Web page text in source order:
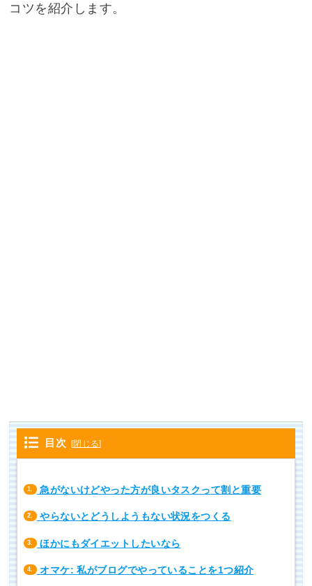
コツを紹介します。
目次 [閉じる]
1. 急がないけどやった方が良いタスクって割と重要
2. やらないとどうしようもない状況をつくる
3. ほかにもダイエットしたいなら
4. オマケ: 私がブログでやっていることを1つ紹介